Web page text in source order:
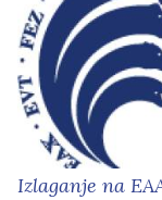
Izlaganje na